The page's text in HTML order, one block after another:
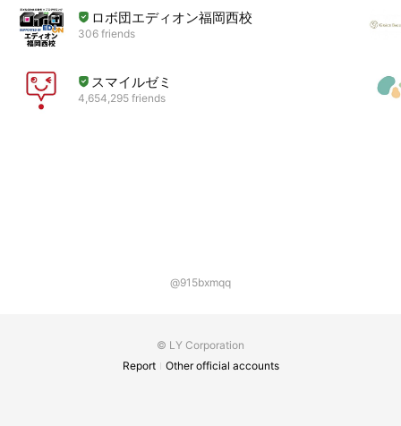
ロボ団エディオン福岡西校
306 friends
スマイルゼミ
4,654,295 friends
@915bxmqq
© LY Corporation
Report
Other official accounts